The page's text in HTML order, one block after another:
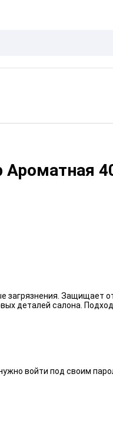
Ароматная
Защищает
деталей салона.
войти под своим